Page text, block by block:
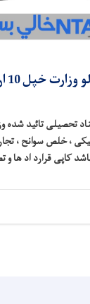
د
تحصیلی تائید شده
، خلص سوانح ،
کاپی قرارد اد ها و